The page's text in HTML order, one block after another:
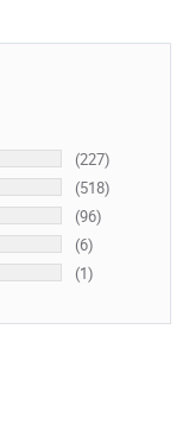
(227)
(518)
(96)
(6)
(1)